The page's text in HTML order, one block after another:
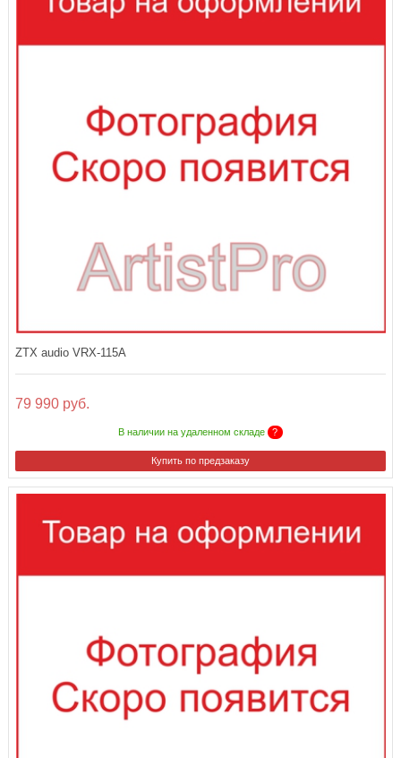
ZTX audio VRX-115A
79 990 руб.
В наличии на удаленном складе ?
Купить по предзаказу